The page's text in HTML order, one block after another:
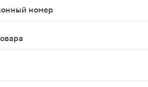
номер